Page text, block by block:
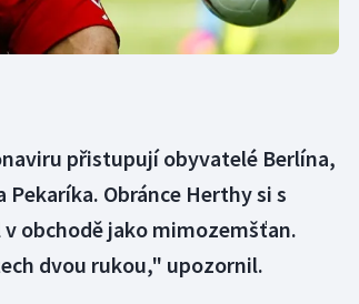
přistupují obyvatelé Berlína,
Obránce Herthy si s
obchodě jako mimozemšťan.
dvou rukou," upozornil.